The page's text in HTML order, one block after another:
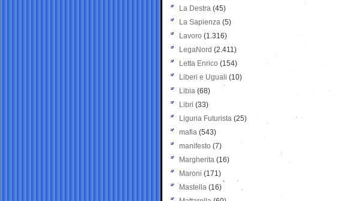
La Destra (45)
La Sapienza (5)
Lavoro (1.316)
LegaNord (2.411)
Letta Enrico (154)
Liberi e Uguali (10)
Libia (68)
Libri (33)
Liguria Futurista (25)
mafia (543)
manifesto (7)
Margherita (16)
Maroni (171)
Mastella (16)